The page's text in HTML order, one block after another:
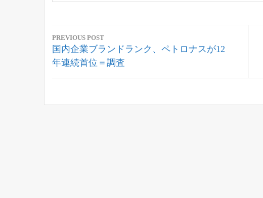
投
稿
ナ
ビ
PREVIOUS POST
Previous
Post:
国内企業ブランドランク、ペトロナスが12
年連続首位＝調査